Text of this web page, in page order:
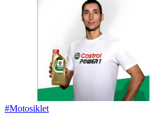
#Motosiklet